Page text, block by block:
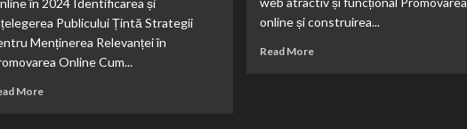
în 2024 Identificarea și
Publicului Țintă Strategii
Menținerea Relevanței în
Online Cum...
MoreRead
online și construirea...
Read MoreRead